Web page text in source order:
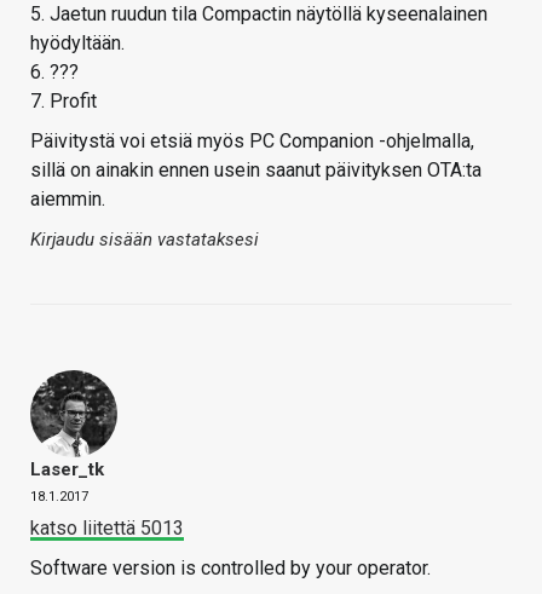
5. Jaetun ruudun tila Compactin näytöllä kyseenalainen
hyödyltään.
6. ???
7. Profit
Päivitystä voi etsiä myös PC Companion -ohjelmalla,
sillä on ainakin ennen usein saanut päivityksen OTA:ta
aiemmin.
Kirjaudu sisään vastataksesi
Laser_tk
18.1.2017
katso liitettä 5013
Software version is controlled by your operator.